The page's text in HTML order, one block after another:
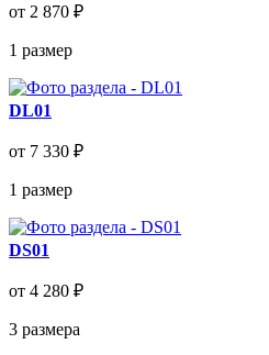
от 2 870 ₽
1 размер
DL01
от 7 330 ₽
1 размер
DS01
от 4 280 ₽
3 размера